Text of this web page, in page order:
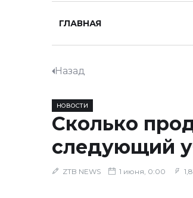
ГЛАВНАЯ
Назад
НОВОСТИ
Сколько
следующий
ZTB NEWS 1 июня, 0:00